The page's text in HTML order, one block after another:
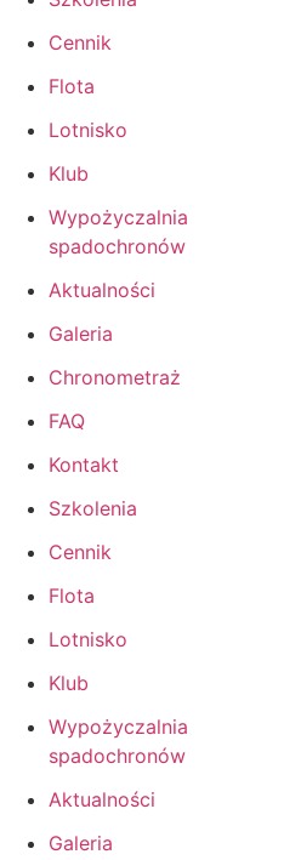
Cennik
Flota
Lotnisko
Klub
Wypożyczalnia
spadochronów
Aktualności
Galeria
Chronometraż
FAQ
Kontakt
Szkolenia
Cennik
Flota
Lotnisko
Klub
Wypożyczalnia
spadochronów
Aktualności
Galeria